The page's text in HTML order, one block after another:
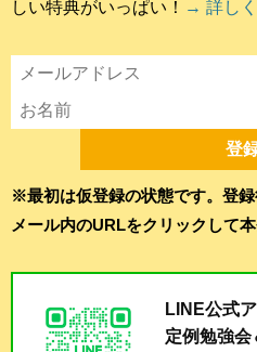
しい特典がいっぱい！ → 詳し
※最初は仮登録の状態です。登録
メール内のURLをクリックして本
LINE公式
定例勉強会